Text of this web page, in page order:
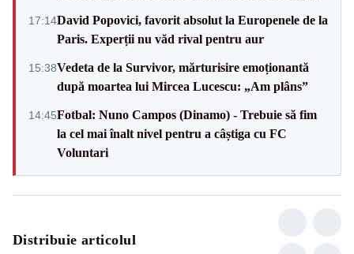
17:14David Popovici, favorit absolut la Europenele de la
Paris. Experții nu văd rival pentru aur
15:38Vedeta de la Survivor, mărturisire emoționantă
după moartea lui Mircea Lucescu: „Am plâns”
14:45Fotbal: Nuno Campos (Dinamo) - Trebuie să fim
la cel mai înalt nivel pentru a câștiga cu FC
Voluntari
Distribuie articolul